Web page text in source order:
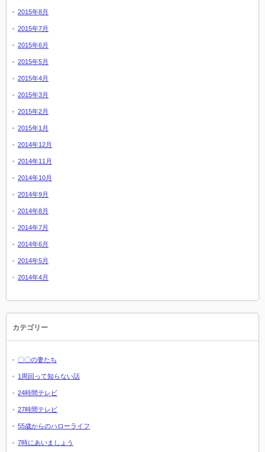
2015年8月
2015年7月
2015年6月
2015年5月
2015年4月
2015年3月
2015年2月
2015年1月
2014年12月
2014年11月
2014年10月
2014年9月
2014年8月
2014年7月
2014年6月
2014年5月
2014年4月
カテゴリー
〇〇の妻たち
1周回って知らない話
24時間テレビ
27時間テレビ
55歳からのハローライフ
7時にあいましょう